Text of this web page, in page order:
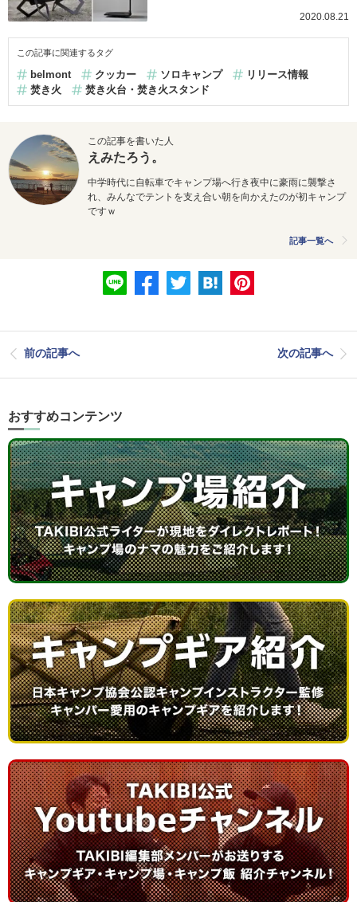
2020.08.21
この記事に関連するタグ
belmont クッカー ソロキャンプ
リリース情報
焚き火
焚き火台・焚き火スタンド
この記事を書いた人
えみたろう。
中学時代に自転車でキャンプ場へ行き夜中に豪雨に襲撃さ
れ、みんなでテントを支え合い朝を向かえたのが初キャンプ
ですｗ
記事一覧へ
前の記事へ 次の記事へ
おすすめコンテンツ